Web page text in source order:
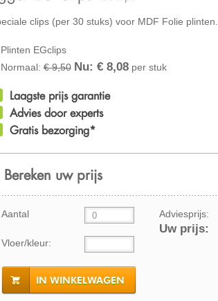
clips (per 30 stuks) voor MDF Folie plinten.
Plinten EGclips
Normaal:€ 9,50 Nu: € 8,08per stuk
Laagste prijs garantie
Advies door experts
Gratis bezorging*
Bereken uw prijs
Aantal Adviesprijs:
Uw prijs:
Vloer/kleur:
IN WINKELWAGEN